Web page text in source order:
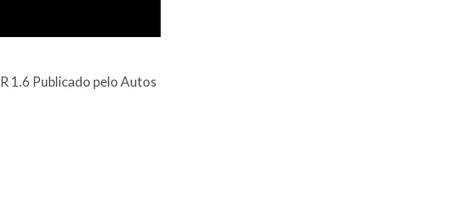
1.6 Publicado pelo Autos